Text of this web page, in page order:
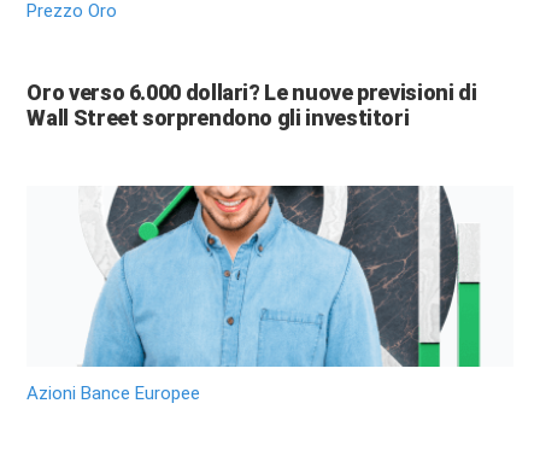
Prezzo Oro
Oro verso 6.000 dollari? Le nuove previsioni di
Wall Street sorprendono gli investitori
Azioni Bance Europee